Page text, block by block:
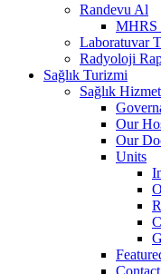
Randevu Al
MHRS
Laboratuvar
Radyoloji
Sağlık Turizmi
Sağlık
Our
Our
Units
Contact